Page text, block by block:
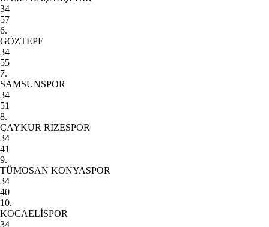
34
57
6.
GÖZTEPE
34
55
7.
SAMSUNSPOR
34
51
8.
ÇAYKUR RİZESPOR
34
41
9.
TÜMOSAN KONYASPOR
34
40
10.
KOCAELİSPOR
34